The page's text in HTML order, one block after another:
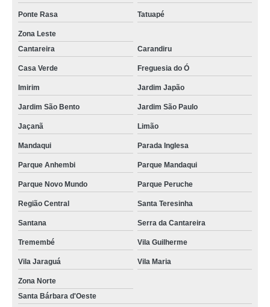
Ponte Rasa Tatuapé
Zona Leste
Cantareira
Carandiru
Casa Verde Freguesia do Ó
Imirim Jardim Japão
Jardim São Bento Jardim São Paulo
Jaçanã Limão
Mandaqui Parada Inglesa
Parque Anhembi Parque Mandaqui
Parque Novo Mundo Parque Peruche
Região Central Santa Teresinha
Santana Serra da Cantareira
Tremembé Vila Guilherme
Vila Jaraguá Vila Maria
Zona Norte
Santa Bárbara d'Oeste